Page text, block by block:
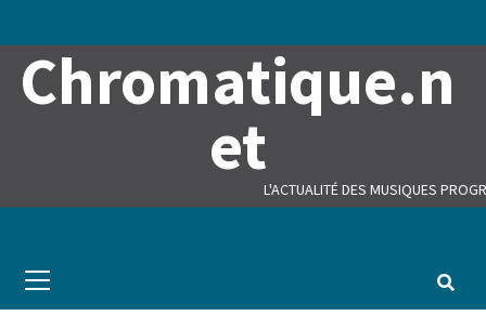
Chromatique.n
et
L'ACTUALITÉ DES MUSIQUES
Menu